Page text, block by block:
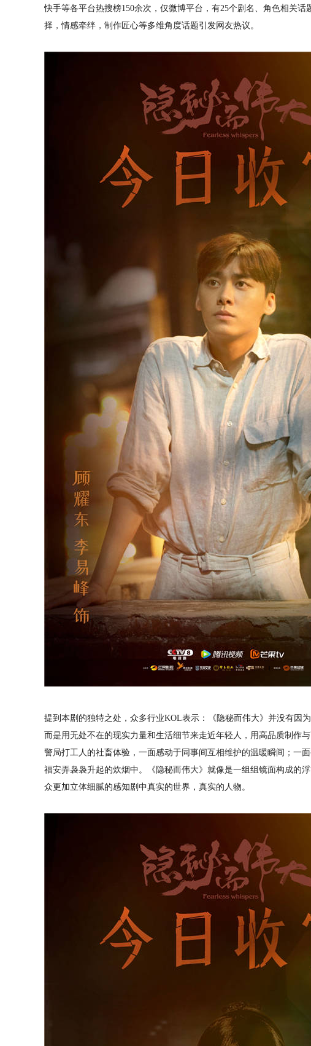
快手等各平台热搜榜150余次，仅微博平台，有25个剧名、角色相关
择，情感牵绊，制作匠心等多维角度话题引发网友热议。
提到本剧的独特之处，众多行业KOL表示：《隐秘而伟大》并没有因
而是用无处不在的现实力量和生活细节来走近年轻人，用高品质制作
警局打工人的社畜体验，一面感动于同事间互相维护的温暖瞬间；一
福安弄袅袅升起的炊烟中。《隐秘而伟大》就像是一组组镜面构成的
众更加立体细腻的感知剧中真实的世界，真实的人物。